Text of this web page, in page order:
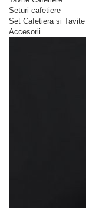
Seturi cafetiere
Set Cafetiera si Tavite
Accesorii